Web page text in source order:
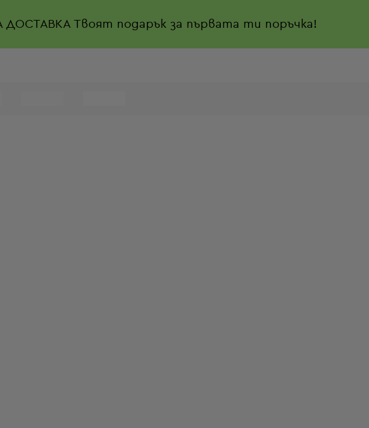
ДОСТАВКАТвоят подарък за първата ти поръчка!